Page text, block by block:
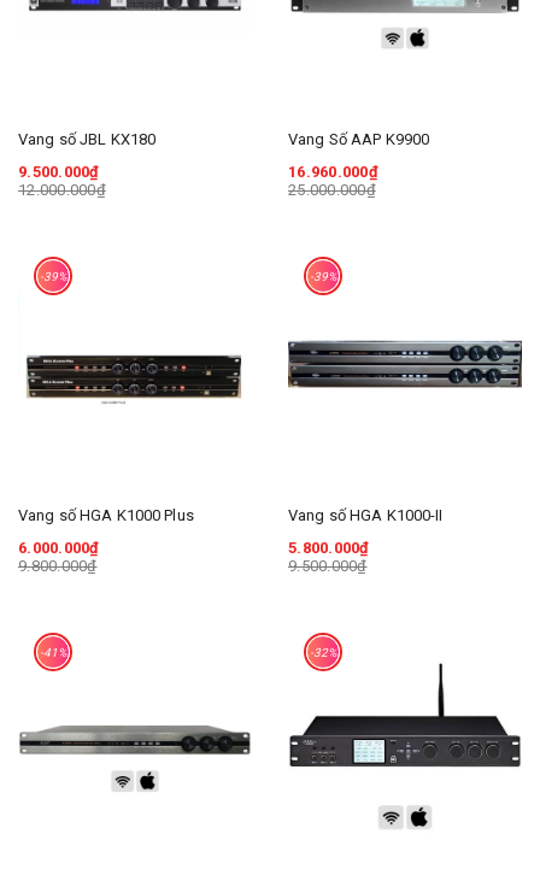
Vang số JBL KX180
9.500.000₫
12.000.000₫
Vang Số AAP K9900
16.960.000₫
25.000.000₫
-39%
Vang số HGA K1000 Plus
6.000.000₫
9.800.000₫
-39%
Vang số HGA K1000-II
5.800.000₫
9.500.000₫
-41% -32%